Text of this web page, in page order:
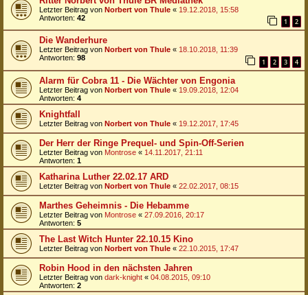
Letzter Beitrag von Norbert von Thule « 19.12.2018, 15:58
Antworten: 42 1 2
Die Wanderhure
Letzter Beitrag von Norbert von Thule « 18.10.2018, 11:39
Antworten: 98 1 2 3 4
Alarm für Cobra 11 - Die Wächter von Engonia
Letzter Beitrag von Norbert von Thule « 19.09.2018, 12:04
Antworten: 4
Knightfall
Letzter Beitrag von Norbert von Thule « 19.12.2017, 17:45
Der Herr der Ringe Prequel- und Spin-Off-Serien
Letzter Beitrag von Montrose « 14.11.2017, 21:11
Antworten: 1
Katharina Luther 22.02.17 ARD
Letzter Beitrag von Norbert von Thule « 22.02.2017, 08:15
Marthes Geheimnis - Die Hebamme
Letzter Beitrag von Montrose « 27.09.2016, 20:17
Antworten: 5
The Last Witch Hunter 22.10.15 Kino
Letzter Beitrag von Norbert von Thule « 22.10.2015, 17:47
Robin Hood in den nächsten Jahren
Letzter Beitrag von dark-knight « 04.08.2015, 09:10
Antworten: 2